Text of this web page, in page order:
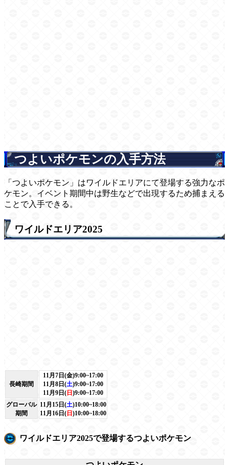
つよいポケモンの入手方法
「つよいポケモン」はワイルドエリアにて登場する強力なポ
ケモン。イベント期間中は野生などで出現するため捕まえる
ことで入手できる。
ワイルドエリア2025
長崎期間
11月7日(金)9:00~17:00
11月8日(土)9:00~17:00
11月9日( 日 )9:00~17:00
グローバル
期間
11月15日(土)10:00~18:00
11月16日( 日 )10:00~18:00
ワイルドエリア2025で登場するつよいポケモン